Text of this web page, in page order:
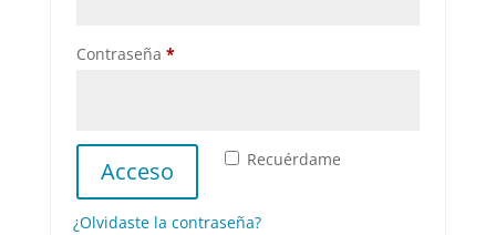
Contraseña *Obligatorio
Recuérdame
Acceso
¿Olvidaste la contraseña?